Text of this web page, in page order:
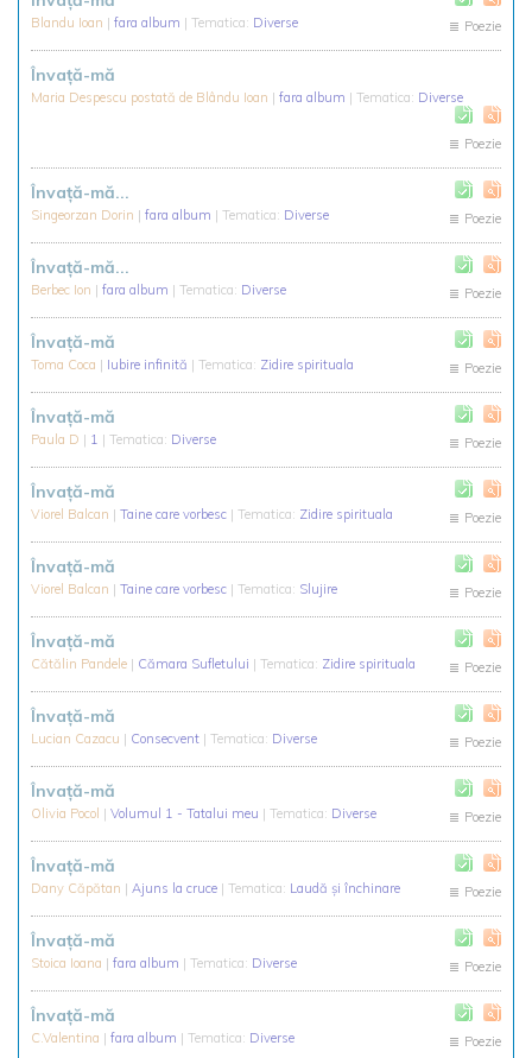
Blandu Ioan | fara album | Tematica: Diverse Poezie
Învață-mă
Maria Despescu postată de Blându Ioan | fara album | Tematica: Diverse
Poezie
Învaţă-mă...
Singeorzan Dorin | fara album | Tematica: Diverse Poezie
Învaţă-mă...
Berbec Ion | fara album | Tematica: Diverse Poezie
Învață-mă
Toma Coca | Iubire infinită | Tematica: Zidire spirituala Poezie
Învaţă-mă
Paula D | 1 | Tematica: Diverse Poezie
Învață-mă
Viorel Balcan | Taine care vorbesc | Tematica: Zidire spirituala Poezie
Învață-mă
Viorel Balcan | Taine care vorbesc | Tematica: Slujire Poezie
Învață-mă
Cătălin Pandele | Cămara Sufletului | Tematica: Zidire spirituala Poezie
Învață-mă
Lucian Cazacu | Consecvent | Tematica: Diverse Poezie
Învață-mă
Olivia Pocol | Volumul 1 - Tatalui meu | Tematica: Diverse Poezie
Învață-mă
Dany Căpătan | Ajuns la cruce | Tematica: Laudă și închinare Poezie
Învață-mă
Stoica Ioana | fara album | Tematica: Diverse Poezie
Învaţă-mă
C.Valentina | fara album | Tematica: Diverse Poezie